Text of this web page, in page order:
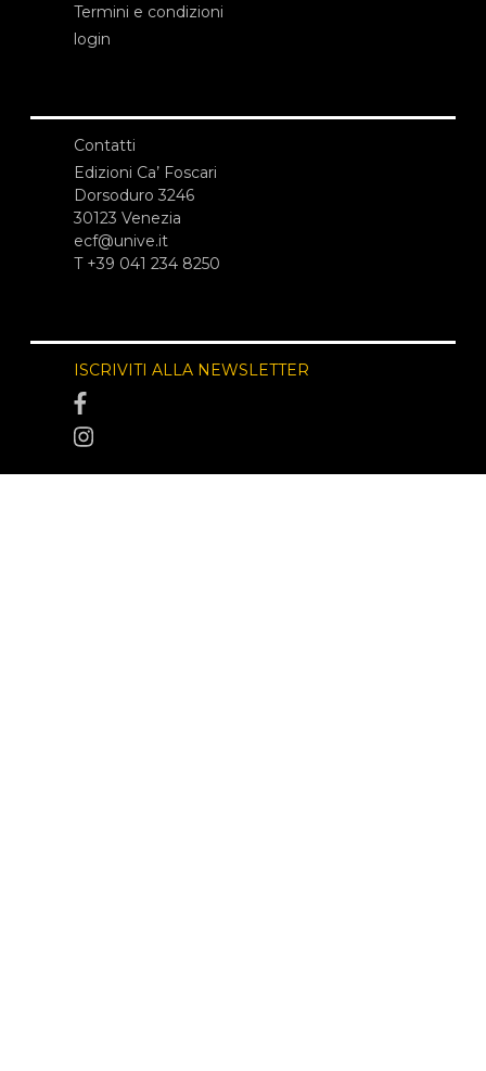
Termini e condizioni
login
Contatti
Edizioni Ca’ Foscari
Dorsoduro 3246
30123 Venezia
ecf@unive.it
T +39 041 234 8250
ISCRIVITI ALLA NEWSLETTER